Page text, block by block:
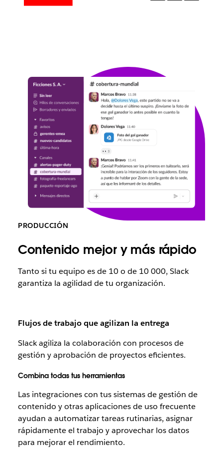
PRODUCCIÓN
Contenido mejor y más rápido
Tanto si tu equipo es de 10 o de 10 000, Slack
garantiza la agilidad de tu organización.
Flujos de trabajo que agilizan la entrega
Slack agiliza la colaboración con procesos de
gestión y aprobación de proyectos eficientes.
Combina todas tus herramientas
Las integraciones con tus sistemas de gestión de
contenido y otras aplicaciones de uso frecuente
ayudan a automatizar tareas rutinarias, asignar
rápidamente el trabajo y aprovechar los datos
para mejorar el rendimiento.